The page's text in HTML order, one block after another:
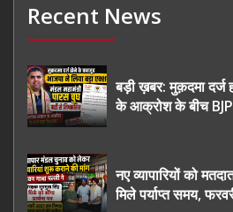
Recent News
बड़ी ख़बर: मुक़दमा दर्ज
के आक्रोश के बीच
नए व्यापारियों को
मिले पर्याप्त समय,